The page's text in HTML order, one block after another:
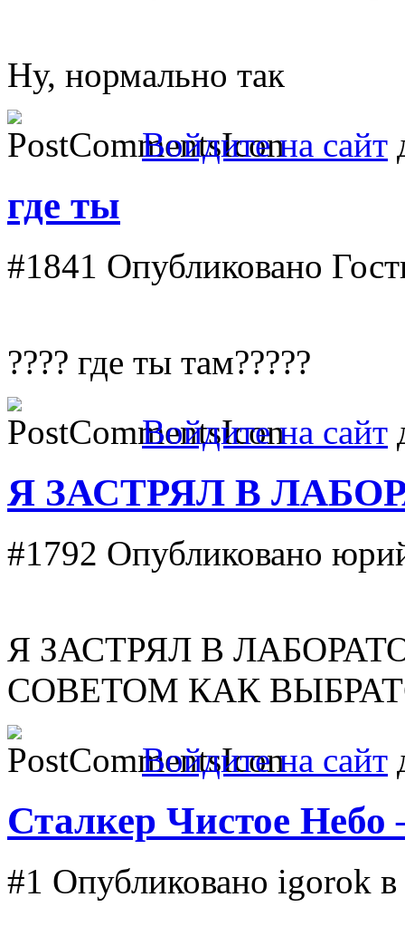
Ну, нормально так
Войдите на сайт
где ты
#1841 Опубликовано
???? где ты там?????
Войдите на сайт
Я ЗАСТРЯЛ В
#1792 Опубликовано
Я ЗАСТРЯЛ В
СОВЕТОМ КАК
Войдите на сайт
Сталкер Чистое Небо
#1 Опубликовано igorok